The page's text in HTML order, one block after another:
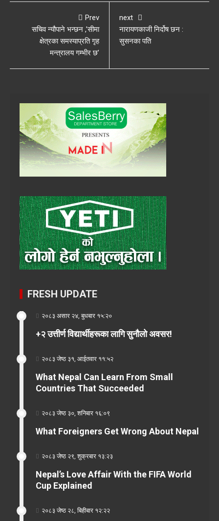
Prev
सचिव न्यौपाने भन्छन ,’सीमा
क्षेत्रका समस्याप्रति गृह
मन्त्रालय गम्भीर छ’
next
नारायणकाजी निर्दोष छन :
सुसनका पति
FRESH UPDATE
२०८३ असार २४, बुधबार १५:२०
+२ उत्तीर्ण विद्यार्थीहरूका लागि सुनौलो अवसर!
२०८३ जेष्ठ ३१, आईतवार ११:५२
What Nepal Can Learn From Small
Countries That Succeeded
२०८३ जेष्ठ ३०, शनिबार १६:०९
What Foreigners Get Wrong About Nepal
२०८३ जेष्ठ २९, शुक्रबार १३:२३
Nepal’s Love Affair With the FIFA World
Cup Explained
२०८३ जेष्ठ २८, बिहीबार १२:२२